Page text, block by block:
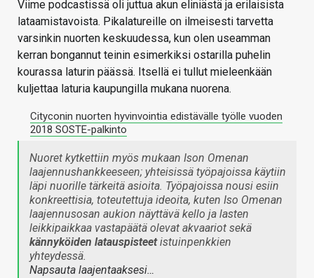
Viime podcastissä oli juttua akun eliniästä ja erilaisista
lataamistavoista. Pikalatureille on ilmeisesti tarvetta
varsinkin nuorten keskuudessa, kun olen useamman
kerran bongannut teinin esimerkiksi ostarilla puhelin
kourassa laturin päässä. Itsellä ei tullut mieleenkään
kuljettaa laturia kaupungilla mukana nuorena.
Cityconin nuorten hyvinvointia edistävälle työlle vuoden
2018 SOSTE-palkinto
Nuoret kytkettiin myös mukaan Ison Omenan
laajennushankkeeseen; yhteisissä työpajoissa käytiin
läpi nuorille tärkeitä asioita. Työpajoissa nousi esiin
konkreettisia, toteutettuja ideoita, kuten Iso Omenan
laajennusosan aukion näyttävä kello ja lasten
leikkipaikkaa vastapäätä olevat akvaariot sekä
kännyköiden latauspisteetistuinpenkkien
yhteydessä.
Napsauta laajentaaksesi…